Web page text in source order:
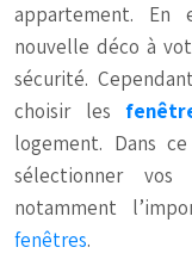
appartement. En
nouvelle déco à
sécurité.
choisir les
logement. Dans
sélectionner vos
notamment
fenêtres.